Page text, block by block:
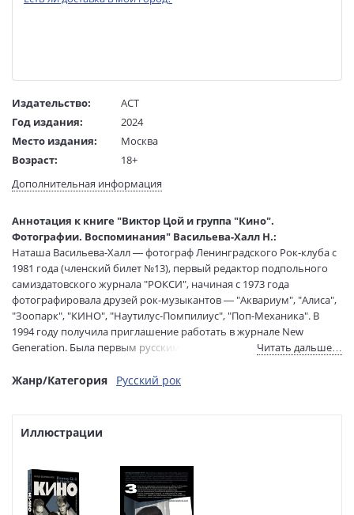
Издательство:
АСТ
Год издания:
2024
Место издания:
Москва
Возраст:
18+
Язык текста:
русский
Тип обложки:
Твердый переплет
Формат:
70х90 1/16
Размеры в мм
(ДхШхВ):
217x170x22
Вес:
705 гр.
Страниц:
256
Тираж:
2000 экз.
Код товара:
1203300
Артикул:
ASE000000000882991
Дополнительная информация
Аннотация к книге "Виктор Цой и группа "Кино".
Фотографии. Воспоминания" Васильева-Халл Н.:
Наташа Васильева-Халл — фотограф Ленинградского Рок-клуба с
1981 года (членский билет №13), первый редактор подпольного
самиздатовского журнала "РОКСИ", начиная с 1973 года
фотографировала друзей рок-музыкантов — "Аквариум", "Алиса",
"Зоопарк", "КИНО", "Наутилус-Помпилиус", "Поп-Механика". В
1994 году получила приглашение работать в журнале New
Generation. Была первым русским фотографом, получившим
Stadium, 1995).
биографии, ни дискографии, ни официальной истории группы.
Эта книга — мои личные впечатления о знакомстве с
субъективными, если бы не фотографии, которые — по
определению, от слова "объектив" — делают мое повествование
объективным свидетельством эпохи, глазами очевидицы и
Читать дальше…
Жанр/Категория Русский рок
Иллюстрации